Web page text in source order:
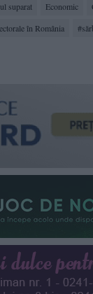
suparat Economic
în România